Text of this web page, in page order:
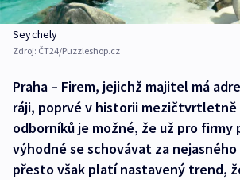
Seychely
Zdroj: ČT24/Puzzleshop.cz
Praha – Firem, jejichž majitel má
ráji, poprvé v historii mezičtvrtletně
odborníků je možné, že už pro
výhodné se schovávat za
přesto však platí nastavený trend,